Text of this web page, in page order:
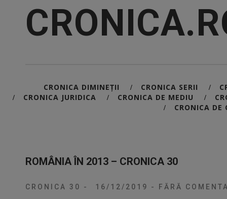
CRONICA DIMINEȚII / CRONICA SERII /
/ CRONICA JURIDICA / CRONICA DE MEDIU /
/ CRONICA DE
ROMÂNIA ÎN 2013 – CRONICA 30
CRONICA 30 - 16/12/2019 - FĂRĂ